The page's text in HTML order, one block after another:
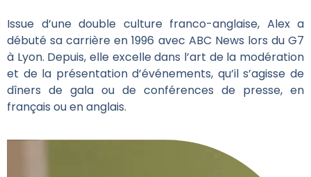
Issue d’une double culture franco-anglaise, Alex a
débuté sa carrière en 1996 avec ABC News lors du G7
à Lyon. Depuis, elle excelle dans l’art de la modération
et de la présentation d’événements, qu’il s’agisse de
dîners de gala ou de conférences de presse, en
français ou en anglais.